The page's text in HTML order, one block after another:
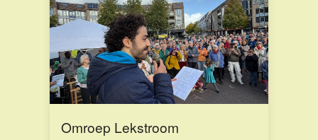
Omroep Lekstroom